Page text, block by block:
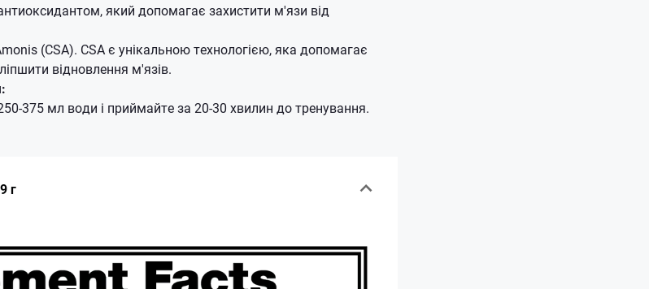
який допомагає захистити м'язи від
(CSA). CSA є унікальною технологією, яка допомагає
відновлення м'язів.
375 мл води і приймайте за 20-30 хвилин до тренування.
г